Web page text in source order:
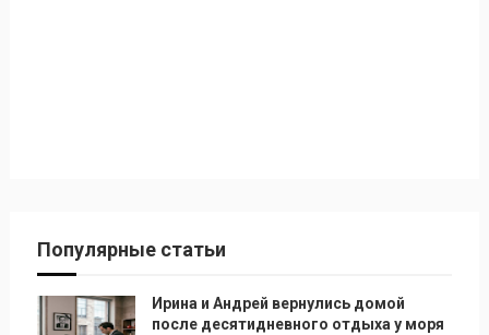
Популярные статьи
Ирина и Андрей вернулись домой
после десятидневного отдыха у моря